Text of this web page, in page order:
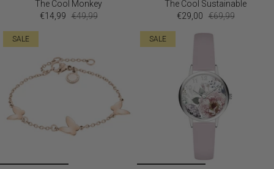
The Cool Monkey
€14,99 €49,99
The Cool Sustainable
€29,00 €69,99
SALE SALE